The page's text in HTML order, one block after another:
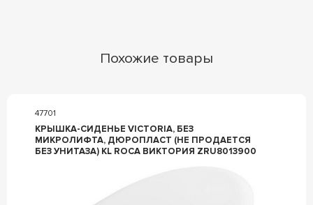
Похожие товары
47701
КРЫШКА-СИДЕНЬЕ VICTORIA, БЕЗ
МИКРОЛИФТА, ДЮРОПЛАСТ (НЕ ПРОДАЕТСЯ
БЕЗ УНИТАЗА) KL ROCA ВИКТОРИЯ ZRU8013900